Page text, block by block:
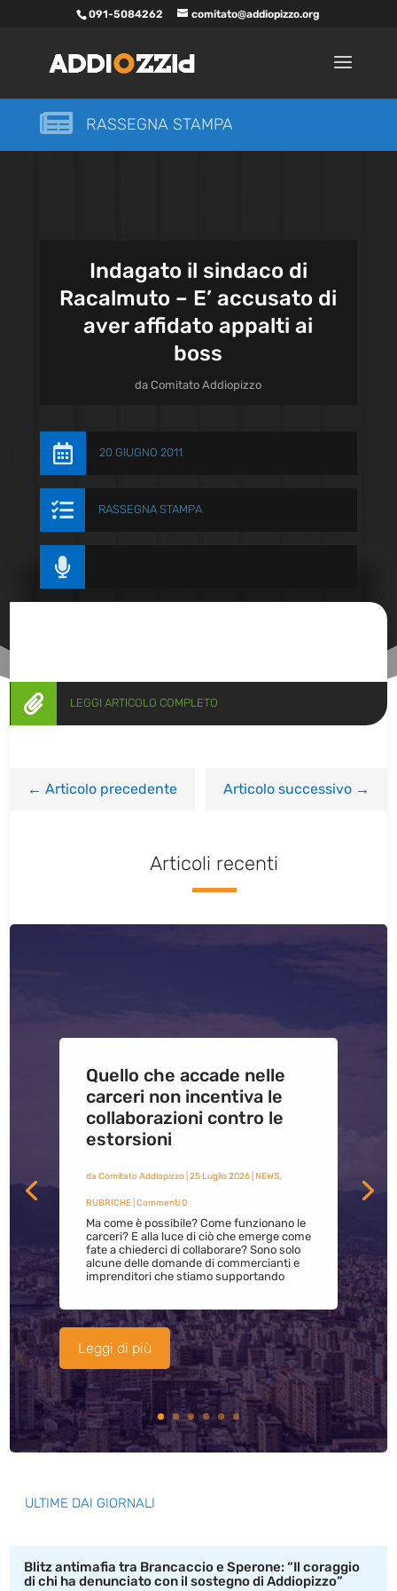
091-5084262 comitato@addiopizzo.org
 RASSEGNA STAMPA
Indagato il sindaco di
Racalmuto – E’ accusato di
aver affidato appalti ai
boss
daComitato Addiopizzo
 20 GIUGNO 2011
 RASSEGNA STAMPA

 LEGGI ARTICOLO COMPLETO
←Articolo precedente Articolo successivo→
Articoli recenti
Quello che accade nelle
carceri non incentiva le
collaborazioni contro le
estorsioni
da Comitato Addiopizzo| 25 Luglio 2026| NEWS,
RUBRICHE| Commenti 0
Ma come è possibile? Come funzionano le
carceri? E alla luce di ciò che emerge come
fate a chiederci di collaborare? Sono solo
alcune delle domande di commercianti e
imprenditori che stiamo supportando
Leggi di più
ULTIME DAI GIORNALI
Blitz antimafia tra Brancaccio e Sperone: “Il coraggio
di chi ha denunciato con il sostegno di Addiopizzo”